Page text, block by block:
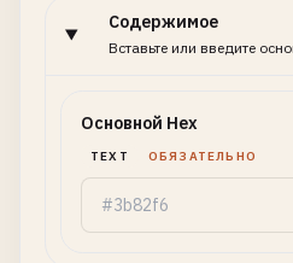
Содержимое
Вставьте или введите
Основной Hex
TEXT ОБЯЗАТЕЛЬНО